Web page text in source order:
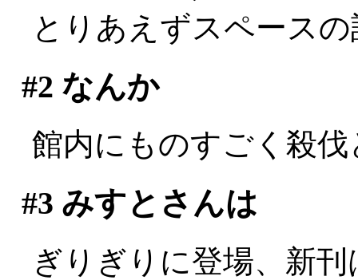
とりあえずスペース
#2 なんか
館内にものすごく殺
#3 みすとさんは
ぎりぎりに登場、新